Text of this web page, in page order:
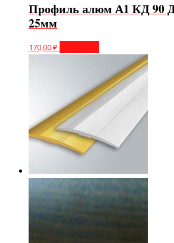
Профиль алюм А1 КД 90
25мм
170,00₽